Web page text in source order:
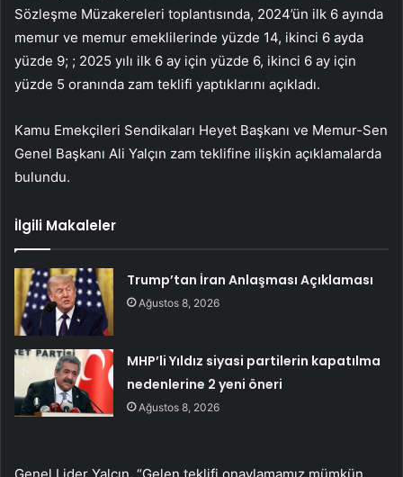
Sözleşme Müzakereleri toplantısında, 2024’ün ilk 6 ayında
memur ve memur emeklilerinde yüzde 14, ikinci 6 ayda
yüzde 9; ; 2025 yılı ilk 6 ay için yüzde 6, ikinci 6 ay için
yüzde 5 oranında zam teklifi yaptıklarını açıkladı.
Kamu Emekçileri Sendikaları Heyet Başkanı ve Memur-Sen
Genel Başkanı Ali Yalçın zam teklifine ilişkin açıklamalarda
bulundu.
İlgili Makaleler
Trump’tan İran Anlaşması Açıklaması
Ağustos 8, 2026
MHP’li Yıldız siyasi partilerin kapatılma
nedenlerine 2 yeni öneri
Ağustos 8, 2026
Genel Lider Yalçın, “Gelen teklifi onaylamamız mümkün